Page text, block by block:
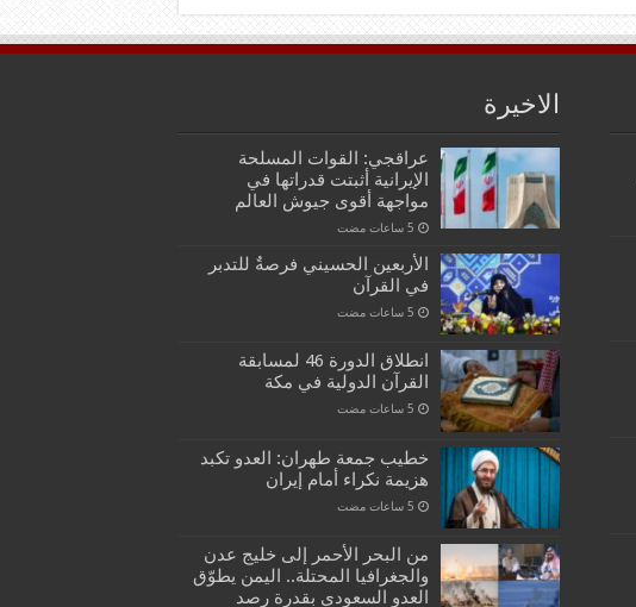
الاخيرة
عراقجي: القوات المسلحة
الإيرانية أثبتت قدراتها في
مواجهة أقوى جيوش العالم
الأربعين الحسيني فرصةٌ للتدبر
في القرآن
انطلاق الدورة 46 لمسابقة
القرآن الدولية في مكة
خطيب جمعة طهران: العدو تكبد
هزيمة نكراء أمام إيران
من البحر الأحمر إلى خليج عدن
والجغرافيا المحتلة.. اليمن يطوّق
العدو السعودي بقدرة رصد